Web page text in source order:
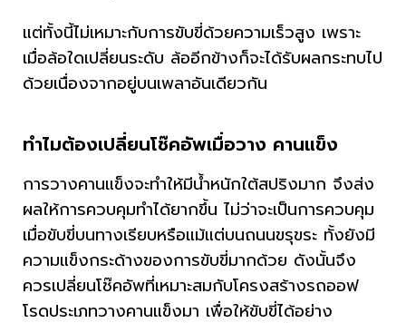
แต่ทั้งนี้ไม่เหมาะกับการขับขี่ด้วยความเร็วสูง เพราะ
เมื่อล้อใดเปลี่ยนระดับ ล้ออีกข้างก็จะได้รับผลกระทบไป
ด้วยเนื่องจากอยู่บนเพลาอันเดียวกัน
ทำไมต้องเปลี่ยนโช๊คอัพเมื่อวาง คานแข็ง
การวางคานแข็งจะทำให้มีน้ำหนักใต้สปริงมาก จึงส่ง
ผลให้การควบคุมทำได้ยากขึ้น ไม่ว่าจะเป็นการควบคุม
เมื่อขับขี่บนทางเรียบหรือแม้แต่บนถนนขรุขระ ทั้งยังมี
ความแข็งกระด้างของการขับขี่มากด้วย ดังนั้นจึง
ควรเปลี่ยนโช๊คอัพที่เหมาะสมกับโครงสร้างรถออฟ
โรดประเภทวางคานแข็งมา เพื่อให้ขับขี่ได้อย่าง